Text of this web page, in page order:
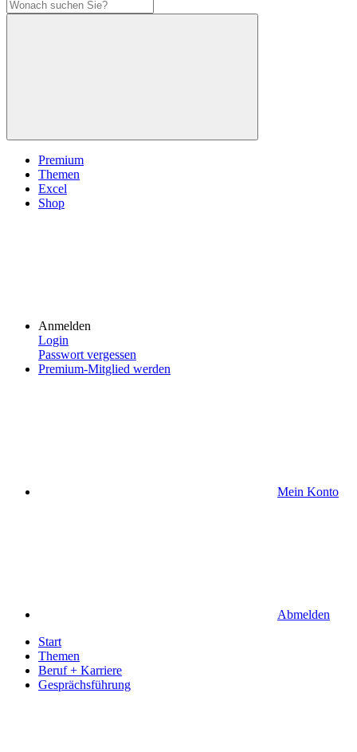
Premium
Themen
Excel
Shop
Anmelden
Login
Passwort vergessen
Premium-Mitglied werden
Mein Konto
Abmelden
Start
Themen
Beruf + Karriere
Gesprächsführung